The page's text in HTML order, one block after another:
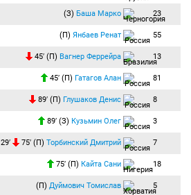
(З) Баша Марко 23
(П) Янбаев Ренат 55
45′ (П) Вагнер Феррейра 13
45′ (П) Гатагов Алан 81
89′ (П) Глушаков Денис 8
89′ (З) Кузьмин Олег 3
29′ 75′ (П) Торбинский Дмитрий 7
75′ (П) Кайта Сани 18
(П) Дуймович Томислав 5